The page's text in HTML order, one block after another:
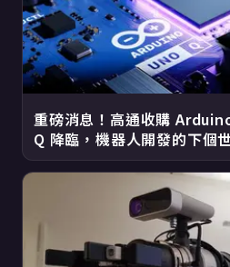
重磅消息！高通收購
Q 降臨，機器人開發的下個